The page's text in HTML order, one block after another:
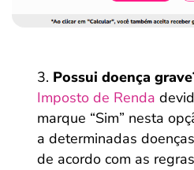
Possui doença
Imposto de Renda
marque “Sim” nesta
a determinadas
de acordo com as